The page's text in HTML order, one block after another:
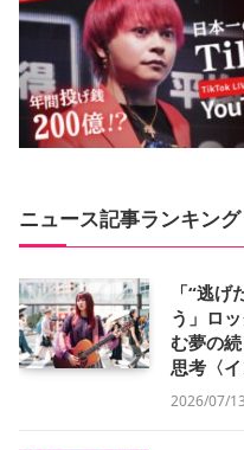
ニュース記事ランキング
「“逃
う」ロ
む夢の
思考〈イ
2026/07/